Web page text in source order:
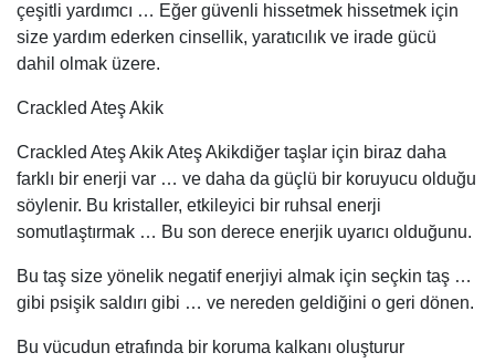
çeşitli yardımcı … Eğer güvenli hissetmek hissetmek için
size yardım ederken cinsellik, yaratıcılık ve irade gücü
dahil olmak üzere.
Crackled Ateş Akik
Crackled Ateş Akik Ateş Akikdiğer taşlar için biraz daha
farklı bir enerji var … ve daha da güçlü bir koruyucu olduğu
söylenir. Bu kristaller, etkileyici bir ruhsal enerji
somutlaştırmak … Bu son derece enerjik uyarıcı olduğunu.
Bu taş size yönelik negatif enerjiyi almak için seçkin taş …
gibi psişik saldırı gibi … ve nereden geldiğini o geri dönen.
Bu vücudun etrafında bir koruma kalkanı oluşturur